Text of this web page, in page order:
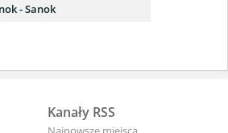
- Sanok
Kanały RSS